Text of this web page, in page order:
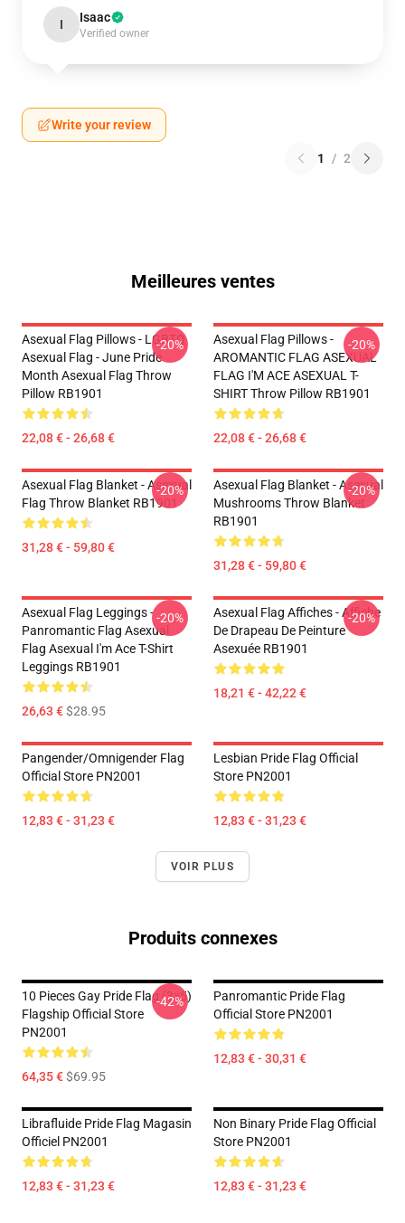
I Isaac
Verified owner
Write your review
1 / 2
Meilleures ventes
Asexual Flag Pillows - LGBTQ
Asexual Flag - June Pride
Month Asexual Flag Throw
Pillow RB1901
22,08 € - 26,68 €
-20%
Asexual Flag Pillows -
AROMANTIC FLAG ASEXUAL
FLAG I'M ACE ASEXUAL T-
SHIRT Throw Pillow RB1901
22,08 € - 26,68 €
-20%
Asexual Flag Blanket - Asexual
Flag Throw Blanket RB1901
31,28 € - 59,80 €
-20%
Asexual Flag Blanket - Asexual
Mushrooms Throw Blanket
RB1901
31,28 € - 59,80 €
-20%
Asexual Flag Leggings -
Panromantic Flag Asexual
Flag Asexual I'm Ace T-Shirt
Leggings RB1901
26,63 €$28.95
-20%
Asexual Flag Affiches - Affiche
De Drapeau De Peinture
Asexuée RB1901
18,21 € - 42,22 €
-20%
Pangender/Omnigender Flag
Official Store PN2001
12,83 € - 31,23 €
Lesbian Pride Flag Official
Store PN2001
12,83 € - 31,23 €
VOIR PLUS
Produits connexes
10 Pieces Gay Pride Flag (3x5)
Flagship Official Store
PN2001
64,35 €$69.95
-42%
Panromantic Pride Flag
Official Store PN2001
12,83 € - 30,31 €
Librafluide Pride Flag Magasin
Officiel PN2001
12,83 € - 31,23 €
Non Binary Pride Flag Official
Store PN2001
12,83 € - 31,23 €